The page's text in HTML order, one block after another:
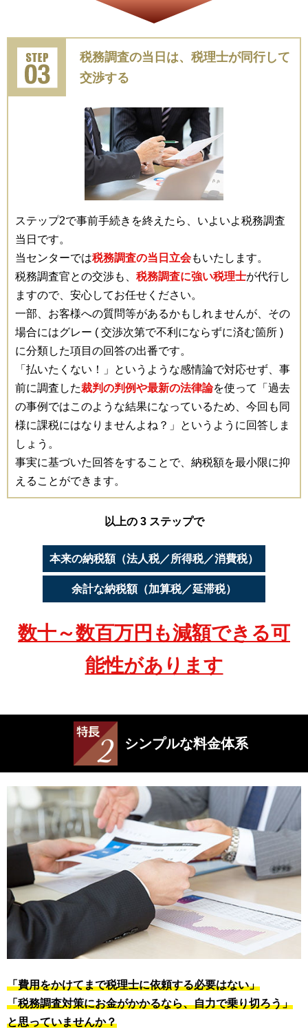
税務調査の当日は、税理士が同行して
交渉する
ステップ2で事前手続きを終えたら、いよいよ税務調査
当日です。
当センターでは税務調査の当日立会もいたします。
税務調査官との交渉も、 税務調査に強い税理士が代行し
ますので、安心してお任せください。
一部、お客様への質問等があるかもしれませんが、その
場合にはグレー ( 交渉次第で不利にならずに済む箇所 )
に分類した項目の回答の出番です。
「払いたくない！」というような感情論で対応せず、事
前に調査した裁判の判例や最新の法律論を使って「過去
の事例ではこのような結果になっているため、今回も同
様に課税にはなりませんよね？」というように回答しま
しょう。
事実に基づいた回答をすることで、納税額を最小限に抑
えることができます。
以上の 3 ステップで
本来の納税額（法人税／所得税／消費税）
余計な納税額（加算税／延滞税）
数十～数百万円も減額できる可
能性があります
シンプルな料金体系
「費用をかけてまで税理士に依頼する必要はない」
「税務調査対策にお金がかかるなら、自力で乗り切ろう」
と思っていませんか？